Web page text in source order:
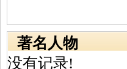
著名人物
没有记录!